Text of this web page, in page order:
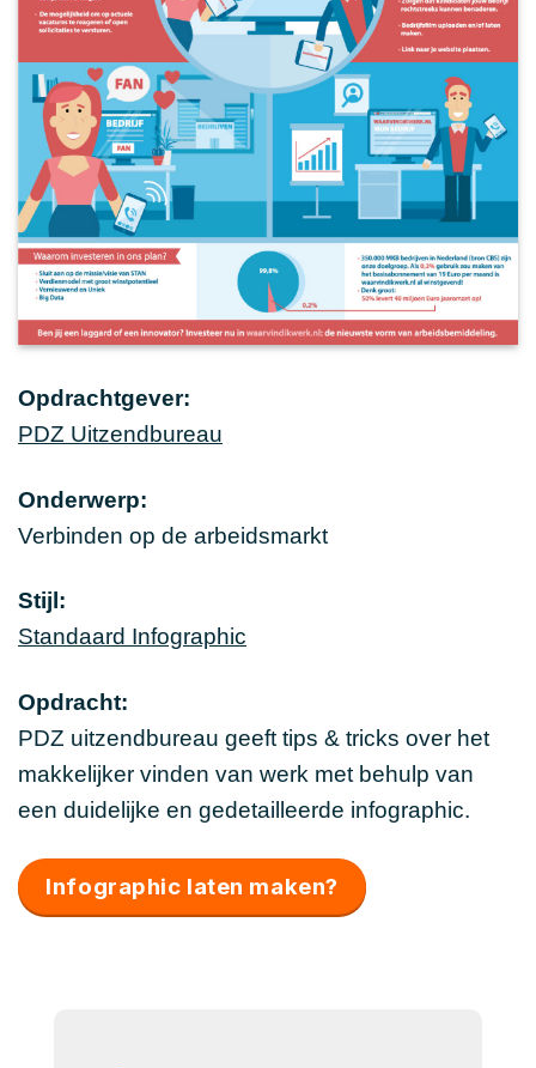
Opdrachtgever:
PDZ Uitzendbureau
Onderwerp:
Verbinden op de arbeidsmarkt
Stijl:
Standaard Infographic
Opdracht:
PDZ uitzendbureau geeft tips & tricks over het
makkelijker vinden van werk met behulp van
een duidelijke en gedetailleerde infographic.
Infographic laten maken?